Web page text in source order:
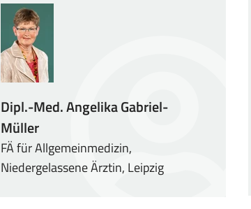
Dipl.-Med. Angelika Gabriel-
Müller
FÄ für Allgemeinmedizin,
Niedergelassene Ärztin, Leipzig